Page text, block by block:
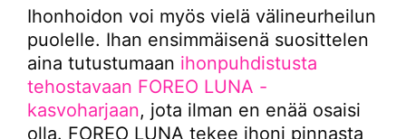
Ihonhoidon voi myös vielä välineurheilun
puolelle. Ihan ensimmäisenä suosittelen
aina tutustumaan ihonpuhdistusta
tehostavaan FOREO LUNA -
kasvoharjaan, jota ilman en enää osaisi
olla. FOREO LUNA tekee ihoni pinnasta